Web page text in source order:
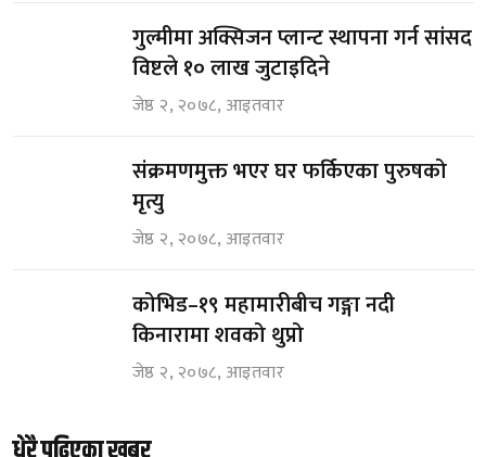
गुल्मीमा अक्सिजन प्लान्ट स्थापना गर्न सांसद
विष्टले १० लाख जुटाइदिने
जेष्ठ २, २०७८, आइतवार
संक्रमणमुक्त भएर घर फर्किएका पुरुषको
मृत्यु
जेष्ठ २, २०७८, आइतवार
कोभिड–१९ महामारीबीच गङ्गा नदी
किनारामा शवको थुप्रो
जेष्ठ २, २०७८, आइतवार